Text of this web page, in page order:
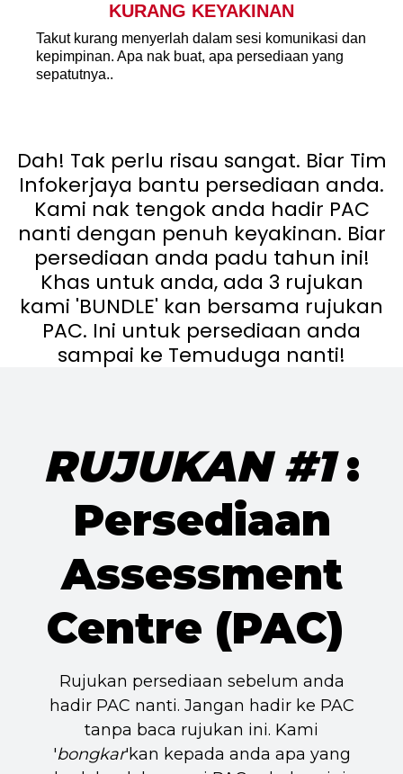
KURANG KEYAKINAN
Takut kurang menyerlah dalam sesi komunikasi dan
kepimpinan. Apa nak buat, apa persediaan yang
sepatutnya..
Dah! Tak perlu risau sangat. Biar Tim
Infokerjaya bantu persediaan anda.
Kami nak tengok anda hadir PAC
nanti dengan penuh keyakinan. Biar
persediaan anda padu tahun ini!
Khas untuk anda, ada 3 rujukan
kami 'BUNDLE' kan bersama rujukan
PAC. Ini untuk persediaan anda
sampai ke Temuduga nanti!
RUJUKAN #1:
Persediaan
Assessment
Centre (PAC)
Rujukan persediaan sebelum anda
hadir PAC nanti. Jangan hadir ke PAC
tanpa baca rujukan ini. Kami
'bongkar'kan kepada anda apa yang